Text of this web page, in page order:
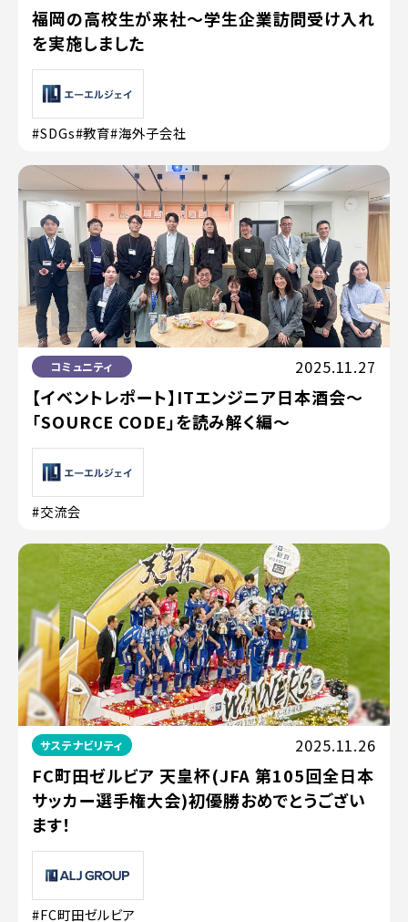
福岡の高校生が来社〜学生企業訪問受け入れ
を実施しました
#SDGs#教育#海外子会社
コミュニティ 2025.11.27
【イベントレポート】ITエンジニア日本酒会〜
「SOURCE CODE」を読み解く編〜
#交流会
サステナビリティ 2025.11.26
FC町田ゼルビア 天皇杯(JFA 第105回全日本
サッカー選手権大会)初優勝おめでとうござい
ます！
#FC町田ゼルビア